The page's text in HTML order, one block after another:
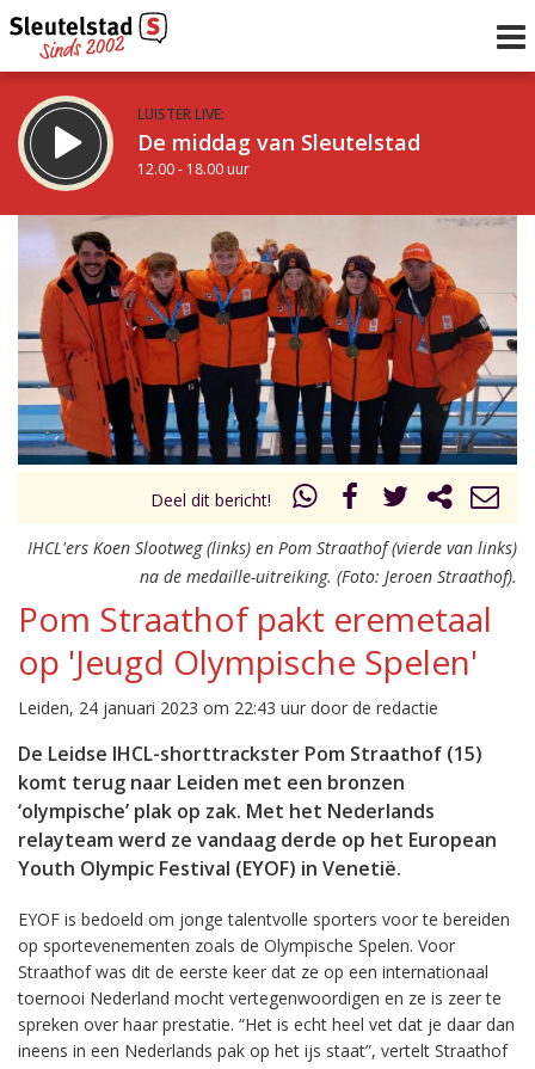
LUISTER LIVE:
De middag van Sleutelstad
12.00 - 18.00 uur
STRAKS:
De avond van Sleutelstad
18.00 - 21.00 uur
Vorig uur
uur 1 van 0 Volgend uur
Inklappen
Deel dit bericht!
IHCL'ers Koen Slootweg (links) en Pom Straathof (vierde van links)
na de medaille-uitreiking. (Foto: Jeroen Straathof).
Pom Straathof pakt eremetaal
op 'Jeugd Olympische Spelen'
Leiden, 24 januari 2023 om 22:43 uur door de redactie
De Leidse IHCL-shorttrackster Pom Straathof (15)
komt terug naar Leiden met een bronzen
‘olympische’ plak op zak. Met het Nederlands
relayteam werd ze vandaag derde op het European
Youth Olympic Festival (EYOF) in Venetië.
EYOF is bedoeld om jonge talentvolle sporters voor te bereiden
op sportevenementen zoals de Olympische Spelen. Voor
Straathof was dit de eerste keer dat ze op een internationaal
toernooi Nederland mocht vertegenwoordigen en ze is zeer te
spreken over haar prestatie. “Het is echt heel vet dat je daar dan
ineens in een Nederlands pak op het ijs staat”, vertelt Straathof